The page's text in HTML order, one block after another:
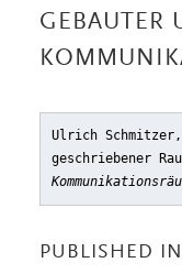
GEBAUTER
Ulrich Schmitzer,
geschriebener
PUBLISHED IN